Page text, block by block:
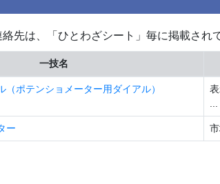
絡先は、「ひとわざシート」毎に掲載され
一技名
（ポテンショメーター用ダイアル）
ー